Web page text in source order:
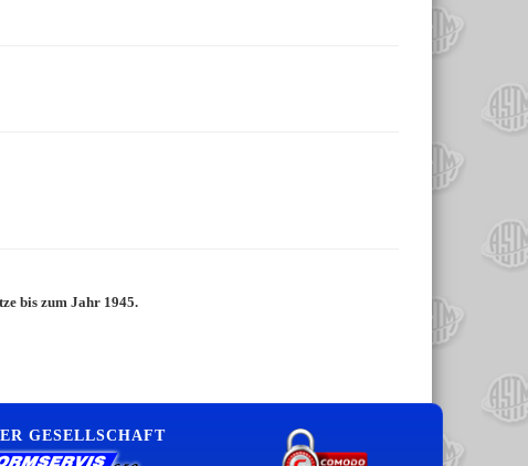
bis zum Jahr 1945.
GESELLSCHAFT